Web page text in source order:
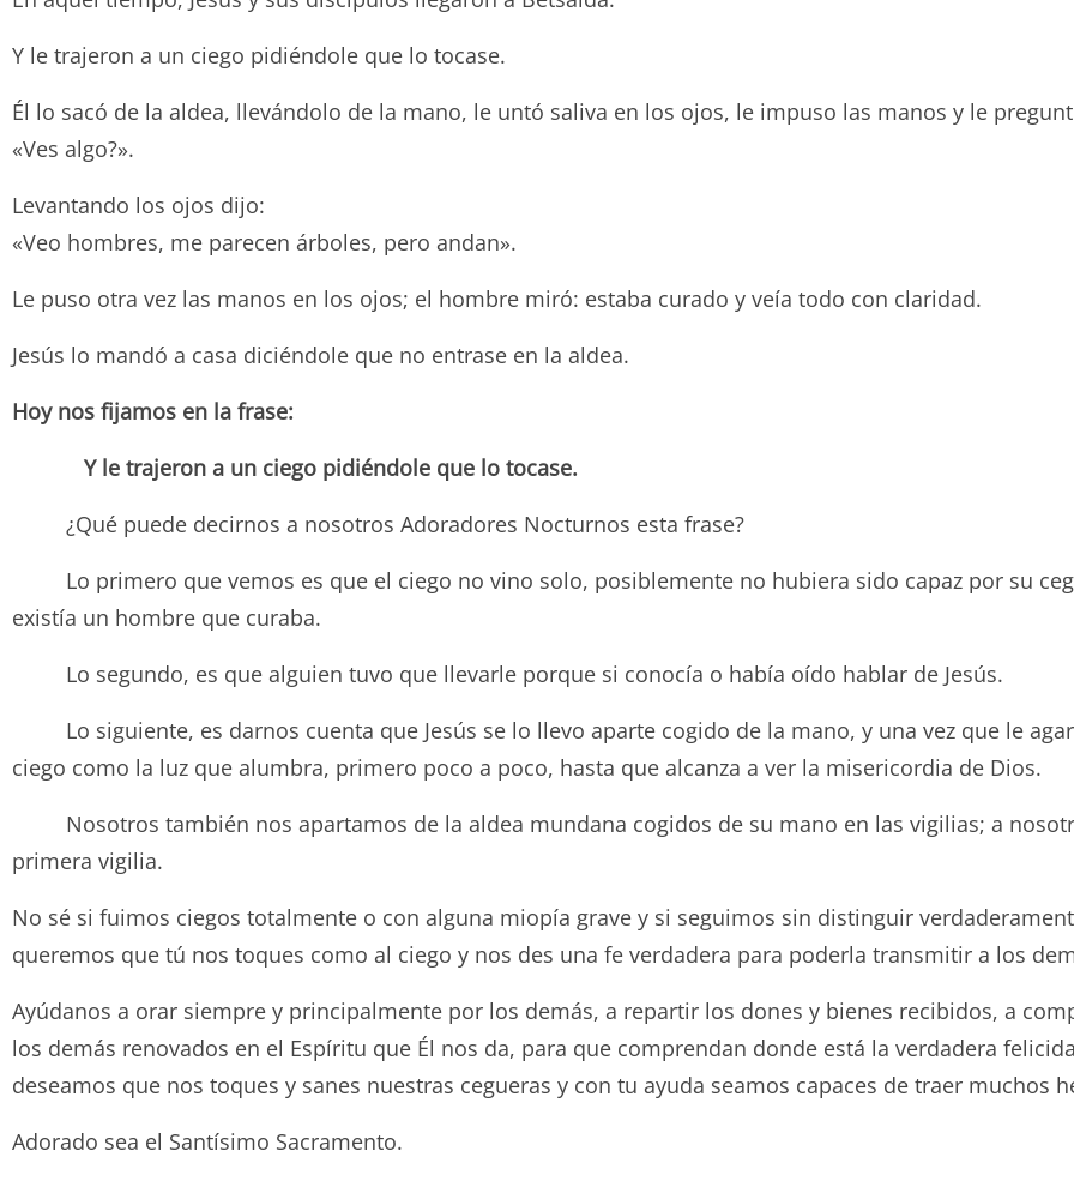
Y le trajeron a un ciego pidiéndole que lo tocase.
Él lo sacó de la aldea, llevándolo de la mano, le untó saliva en los ojos, le impuso las manos y le
«Ves algo?».
Levantando los ojos dijo:
«Veo hombres, me parecen árboles, pero andan».
Le puso otra vez las manos en los ojos; el hombre miró: estaba curado y veía todo con claridad.
Jesús lo mandó a casa diciéndole que no entrase en la aldea.
Hoy nos fijamos en la frase:
Y le trajeron a un ciego pidiéndole que lo tocase.
¿Qué puede decirnos a nosotros Adoradores Nocturnos esta frase?
Lo primero que vemos es que el ciego no vino solo, posiblemente no hubiera sido capaz por su
existía un hombre que curaba.
Lo segundo, es que alguien tuvo que llevarle porque si conocía o había oído hablar de Jesús.
Lo siguiente, es darnos cuenta que Jesús se lo llevo aparte cogido de la mano, y una vez que le
ciego como la luz que alumbra, primero poco a poco, hasta que alcanza a ver la misericordia de Dios.
Nosotros también nos apartamos de la aldea mundana cogidos de su mano en las vigilias; a
primera vigilia.
No sé si fuimos ciegos totalmente o con alguna miopía grave y si seguimos sin distinguir
queremos que tú nos toques como al ciego y nos des una fe verdadera para poderla transmitir a los
Ayúdanos a orar siempre y principalmente por los demás, a repartir los dones y bienes recibidos, a
los demás renovados en el Espíritu que Él nos da, para que comprendan donde está la verdadera
deseamos que nos toques y sanes nuestras cegueras y con tu ayuda seamos capaces de traer muchos
Adorado sea el Santísimo Sacramento.